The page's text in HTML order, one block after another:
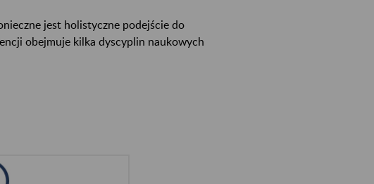
jest holistyczne podejście do
obejmuje kilka dyscyplin naukowych